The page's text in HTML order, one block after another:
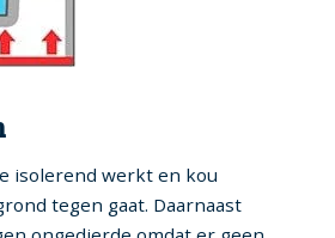
isolerend werkt en kou
tegen gaat. Daarnaast